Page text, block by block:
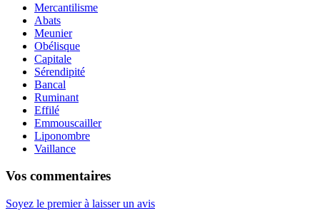
Mercantilisme
Abats
Meunier
Obélisque
Capitale
Sérendipité
Bancal
Ruminant
Effilé
Emmouscailler
Liponombre
Vaillance
Vos commentaires
Soyez le premier à laisser un avis